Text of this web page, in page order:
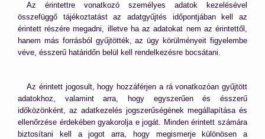
Az érintettre vonatkozó személyes adatok kezelésével
összefüggő tájékoztatást az adatgyűjtés időpontjában kell az
érintett részére megadni, illetve ha az adatokat nem az érintettől,
hanem más forrásból gyűjtötték, az ügy körülményeit figyelembe
véve, ésszerű határidőn belül kell rendelkezésre bocsátani.
Az érintett jogosult, hogy hozzáférjen a rá vonatkozóan gyűjtött
adatokhoz, valamint arra, hogy egyszerűen és ésszerű
időközönként, az adatkezelés jogszerűségének megállapítása és
ellenőrzése érdekében gyakorolja e jogát. Minden érintett számára
biztosítani kell a jogot arra, hogy megismerje különösen a